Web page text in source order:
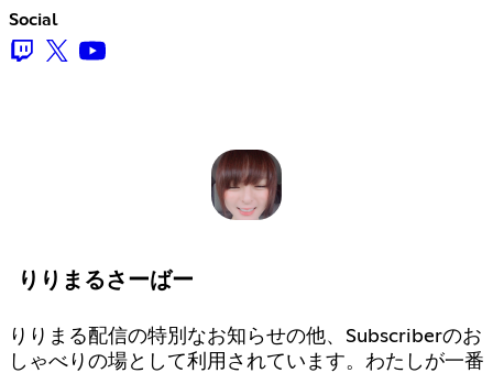
Social
りりまるさーばー
りりまる配信の特別なお知らせの他、Subscriberのお
しゃべりの場として利用されています。わたしが一番